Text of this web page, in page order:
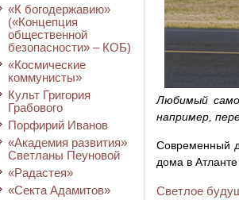
«К богодержавию»
(«Концепция
общественной
безопасности» – КОБ)
«Космические
коммунисты»
Культ Григория
Грабового
Порфирий Иванов
«Академия развития»
Светланы Пеуновой
«Радастея»
«Секта Адамитов»
Любимый
например,
Современный
дома в
Светлое